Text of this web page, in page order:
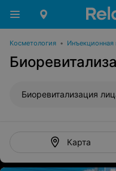
Косметология • Инъекционная
Биоревитализация
Карта